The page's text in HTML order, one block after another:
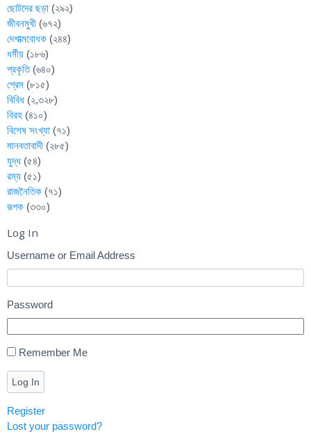
ছোটদের ছড়া (২৯২)
জীবনমুখী (৬৭২)
দেশাত্মবোধক (২৪৪)
ধর্মীয় (১৮৬)
প্রকৃতি(৬৪০)
প্রেম (৮১৫)
বিবিধ (২,৩২৮)
বিরহ (৪১০)
বিশেষ সংখ্যা (৭১)
মানবতাবাদী (২৮৫)
যুদ্ধ (৫৪)
রম্য (৫১)
রাজনৈতিক (৭১)
রূপক (৩৩০)
Log In
Username or Email Address
Password
Remember Me
Log In
Register
Lost your password?